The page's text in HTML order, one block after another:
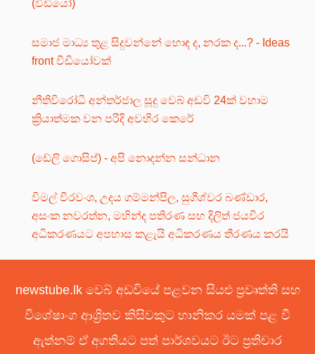
(වීඩියෝ)
සමාජ මාධ්‍ය තුළ සිදුවන්නේ හොඳ ද, නරක ද...? - Ideas
front වීඩියෝවක්
නීතිවිරෝධී අන්තර්ජාල සූදු වෙබ් අඩවි 24ක් වහාම
ක්‍රියාත්මක වන පරිදි අවහිර කෙරේ
(ඩේලි ගොසිප්) - අපි නොදන්න සන්ධාන
විමල් වීරවංශ, උදය ගම්මන්පිල, සුගීශ්වර බණ්ඩාර,
අසංක නවරත්න, මහින්ද පතිරණ සහ දිලිත් ජයවීර
අධිකරණයට අපහාස කළැයි අධිකරණය තීරණය කරයි
newstube.lk වෙබ් අඩවියේ පළවන සියළු ප්‍රවෘත්ති සහ
විශේෂාංග ආශ්‍රිතව කිසිවකුට හානිකර යමක් පළ වී
ඇත්නම් ඒ අගතියට පත් පාර්ශවයට ඊට ප්‍රතිචාර